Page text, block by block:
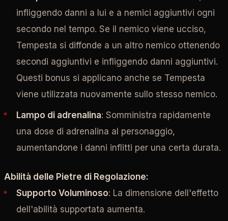
infliggendo danni a lui e a nemici aggiuntivi ogni
secondo nel tempo. Se il nemico viene ucciso,
Tempesta si diffonde a un altro nemico ottenendo
secondi aggiuntivi e infliggendo danni aggiuntivi.
Questi bonus si applicano anche se Tempesta
viene utilizzata nuovamente sullo stesso nemico.
Lampo di adrenalina: Somministra rapidamente
una dose di adrenalina al personaggio,
aumentandone i danni inflitti per una certa durata.
Abilità delle Pietre di Regolazione:
Supporto Voluminoso: La dimensione dell'effetto
dell'abilità supportata aumenta.